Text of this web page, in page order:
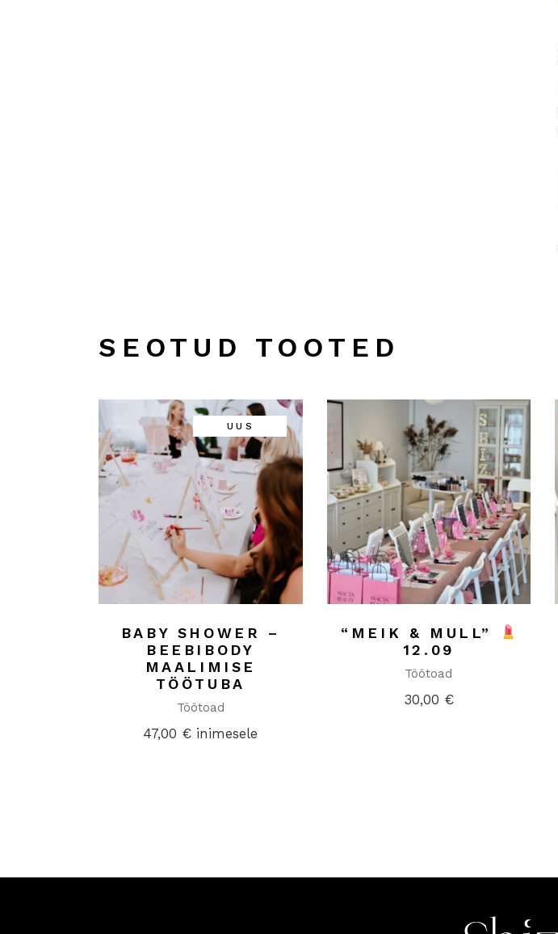
SEOTUD TOOTED
UUS
BABY SHOWER –
BEEBIBODY
MAALIMISE
TÖÖTUBA
Töötoad
47,00 € inimesele
“MEIK & MULL”
12.09
Töötoad
30,00 €